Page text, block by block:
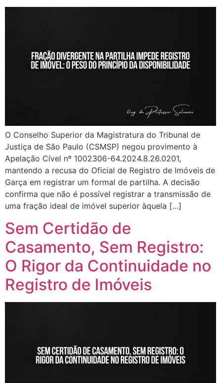
O Conselho Superior da Magistratura do Tribunal de
Justiça de São Paulo (CSMSP) negou provimento à
Apelação Cível nº 1002306-64.2024.8.26.0201,
mantendo a recusa do Oficial de Registro de Imóveis de
Garça em registrar um formal de partilha. A decisão
confirma que não é possível registrar a transmissão de
uma fração ideal de imóvel superior àquela […]
Sem Certidão de
Casamento, Sem Registro:
O Rigor da Continuidade no
Registro de Imóveis